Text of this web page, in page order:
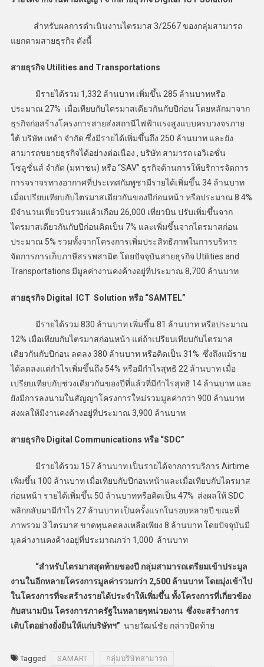
สำหรับผลการดำเนินงานไตรมาส 3/2567 ของกลุ่มสามารถ
แยกตามสายธุรกิจ ดังนี้
สายธุรกิจ Utilities and Transportations
มีรายได้รวม 1,332 ล้านบาท เพิ่มขึ้น 285 ล้านบาทหรือ
ประมาณ 27% เมื่อเทียบกับไตรมาสเดียวกันกับปีก่อน โดยหลักมาจาก
ธุรกิจก่อสร้างโครงการสายส่งสถานีไฟฟ้าแรงสูงแบบครบวงจรภาย
ใต้ บริษัท เทด้า จำกัด ซึ่งมีรายได้เพิ่มขึ้นถึง 250 ล้านบาท และยัง
สามารถขยายธุรกิจได้อย่างต่อเนื่อง , บริษัท สามารถ เอวิเอชั่น
โซลูชั่นส์ จำกัด (มหาชน) หรือ “SAV” ธุรกิจด้านการให้บริการจัดการ
การจราจรทางอากาศที่ประเทศกัมพูชามีรายได้เพิ่มขึ้น 34 ล้านบาท
เมื่อเปรียบเทียบกับไตรมาสเดียวกันของปีก่อนหน้า หรือประมาณ 8.4%
มีจำนวนเที่ยวบินรวมแล้วเกือบ 26,000 เที่ยวบิน ปรับเพิ่มขึ้นจาก
ไตรมาสเดียวกันกับปีก่อนคิดเป็น 7% และเพิ่มขึ้นจากไตรมาสก่อน
ประมาณ 5% รวมทั้งจากโครงการเพิ่มประสิทธิภาพในการบริหาร
จัดการการเก็บภาษีสรรพสามิต โดยปัจจุบันสายธุรกิจ Utilities and
Transportations มีมูลค่างานคงค้างอยู่ที่ประมาณ 8,700 ล้านบาท
สายธุรกิจ Digital ICT Solution หรือ “SAMTEL”
มีรายได้รวม 830 ล้านบาท เพิ่มขึ้น 81 ล้านบาท หรือประมาณ
12% เมื่อเทียบกับไตรมาสก่อนหน้า แต่ถ้าเปรียบเทียบกับไตรมาส
เดียวกันกับปีก่อน ลดลง 380 ล้านบาท หรือคิดเป็น 31% ซึ่งถึงแม้ราย
ได้ลดลงแต่กำไรเพิ่มขึ้นถึง 54% หรือมีกำไรสุทธิ 22 ล้านบาท เมื่อ
เปรียบเทียบกับช่วงเดียวกันของปีที่แล้วที่มีกำไรสุทธิ 14 ล้านบาท และ
ยังมีการลงนามในสัญญาโครงการใหม่รวมมูลค่ากว่า 900 ล้านบาท
ส่งผลให้มีงานคงค้างอยู่ที่ประมาณ 3,900 ล้านบาท
สายธุรกิจ Digital Communications หรือ “SDC”
มีรายได้รวม 157 ล้านบาท เป็นรายได้จากการบริการ Airtime
เพิ่มขึ้น 100 ล้านบาท เมื่อเทียบกับปีก่อนหน้าและเมื่อเทียบกับไตรมาส
ก่อนหน้า รายได้เพิ่มขึ้น 50 ล้านบาทหรือคิดเป็น 47% ส่งผลให้ SDC
พลิกกลับมามีกำไร 27 ล้านบาท เป็นครั้งแรกในรอบหลายปี ขณะที่
ภาพรวม 3 ไตรมาส ขาดทุนลดลงเหลือเพียง 8 ล้านบาท โดยปัจจุบันมี
มูลค่างานคงค้างอยู่ที่ประมาณกว่า 1,000 ล้านบาท
“สำหรับไตรมาสสุดท้ายของปี กลุ่มสามารถเตรียมเข้าประมูล
งานในอีกหลายโครงการมูลค่ารวมกว่า 2,500 ล้านบาท โดยมุ่งเข้าไป
ในโครงการที่จะสร้างรายได้ประจำให้เพิ่มขึ้น ทั้งโครงการที่เกี่ยวข้อง
กับสนามบิน โครงการภาครัฐในหลายๆหน่วยงาน ซึ่งจะสร้างการ
เติบโตอย่างยั่งยืนให้แก่บริษัทฯ” นายวัฒน์ชัย กล่าวปิดท้าย
Tagged SAMART กลุ่มบริษัทสามารถ